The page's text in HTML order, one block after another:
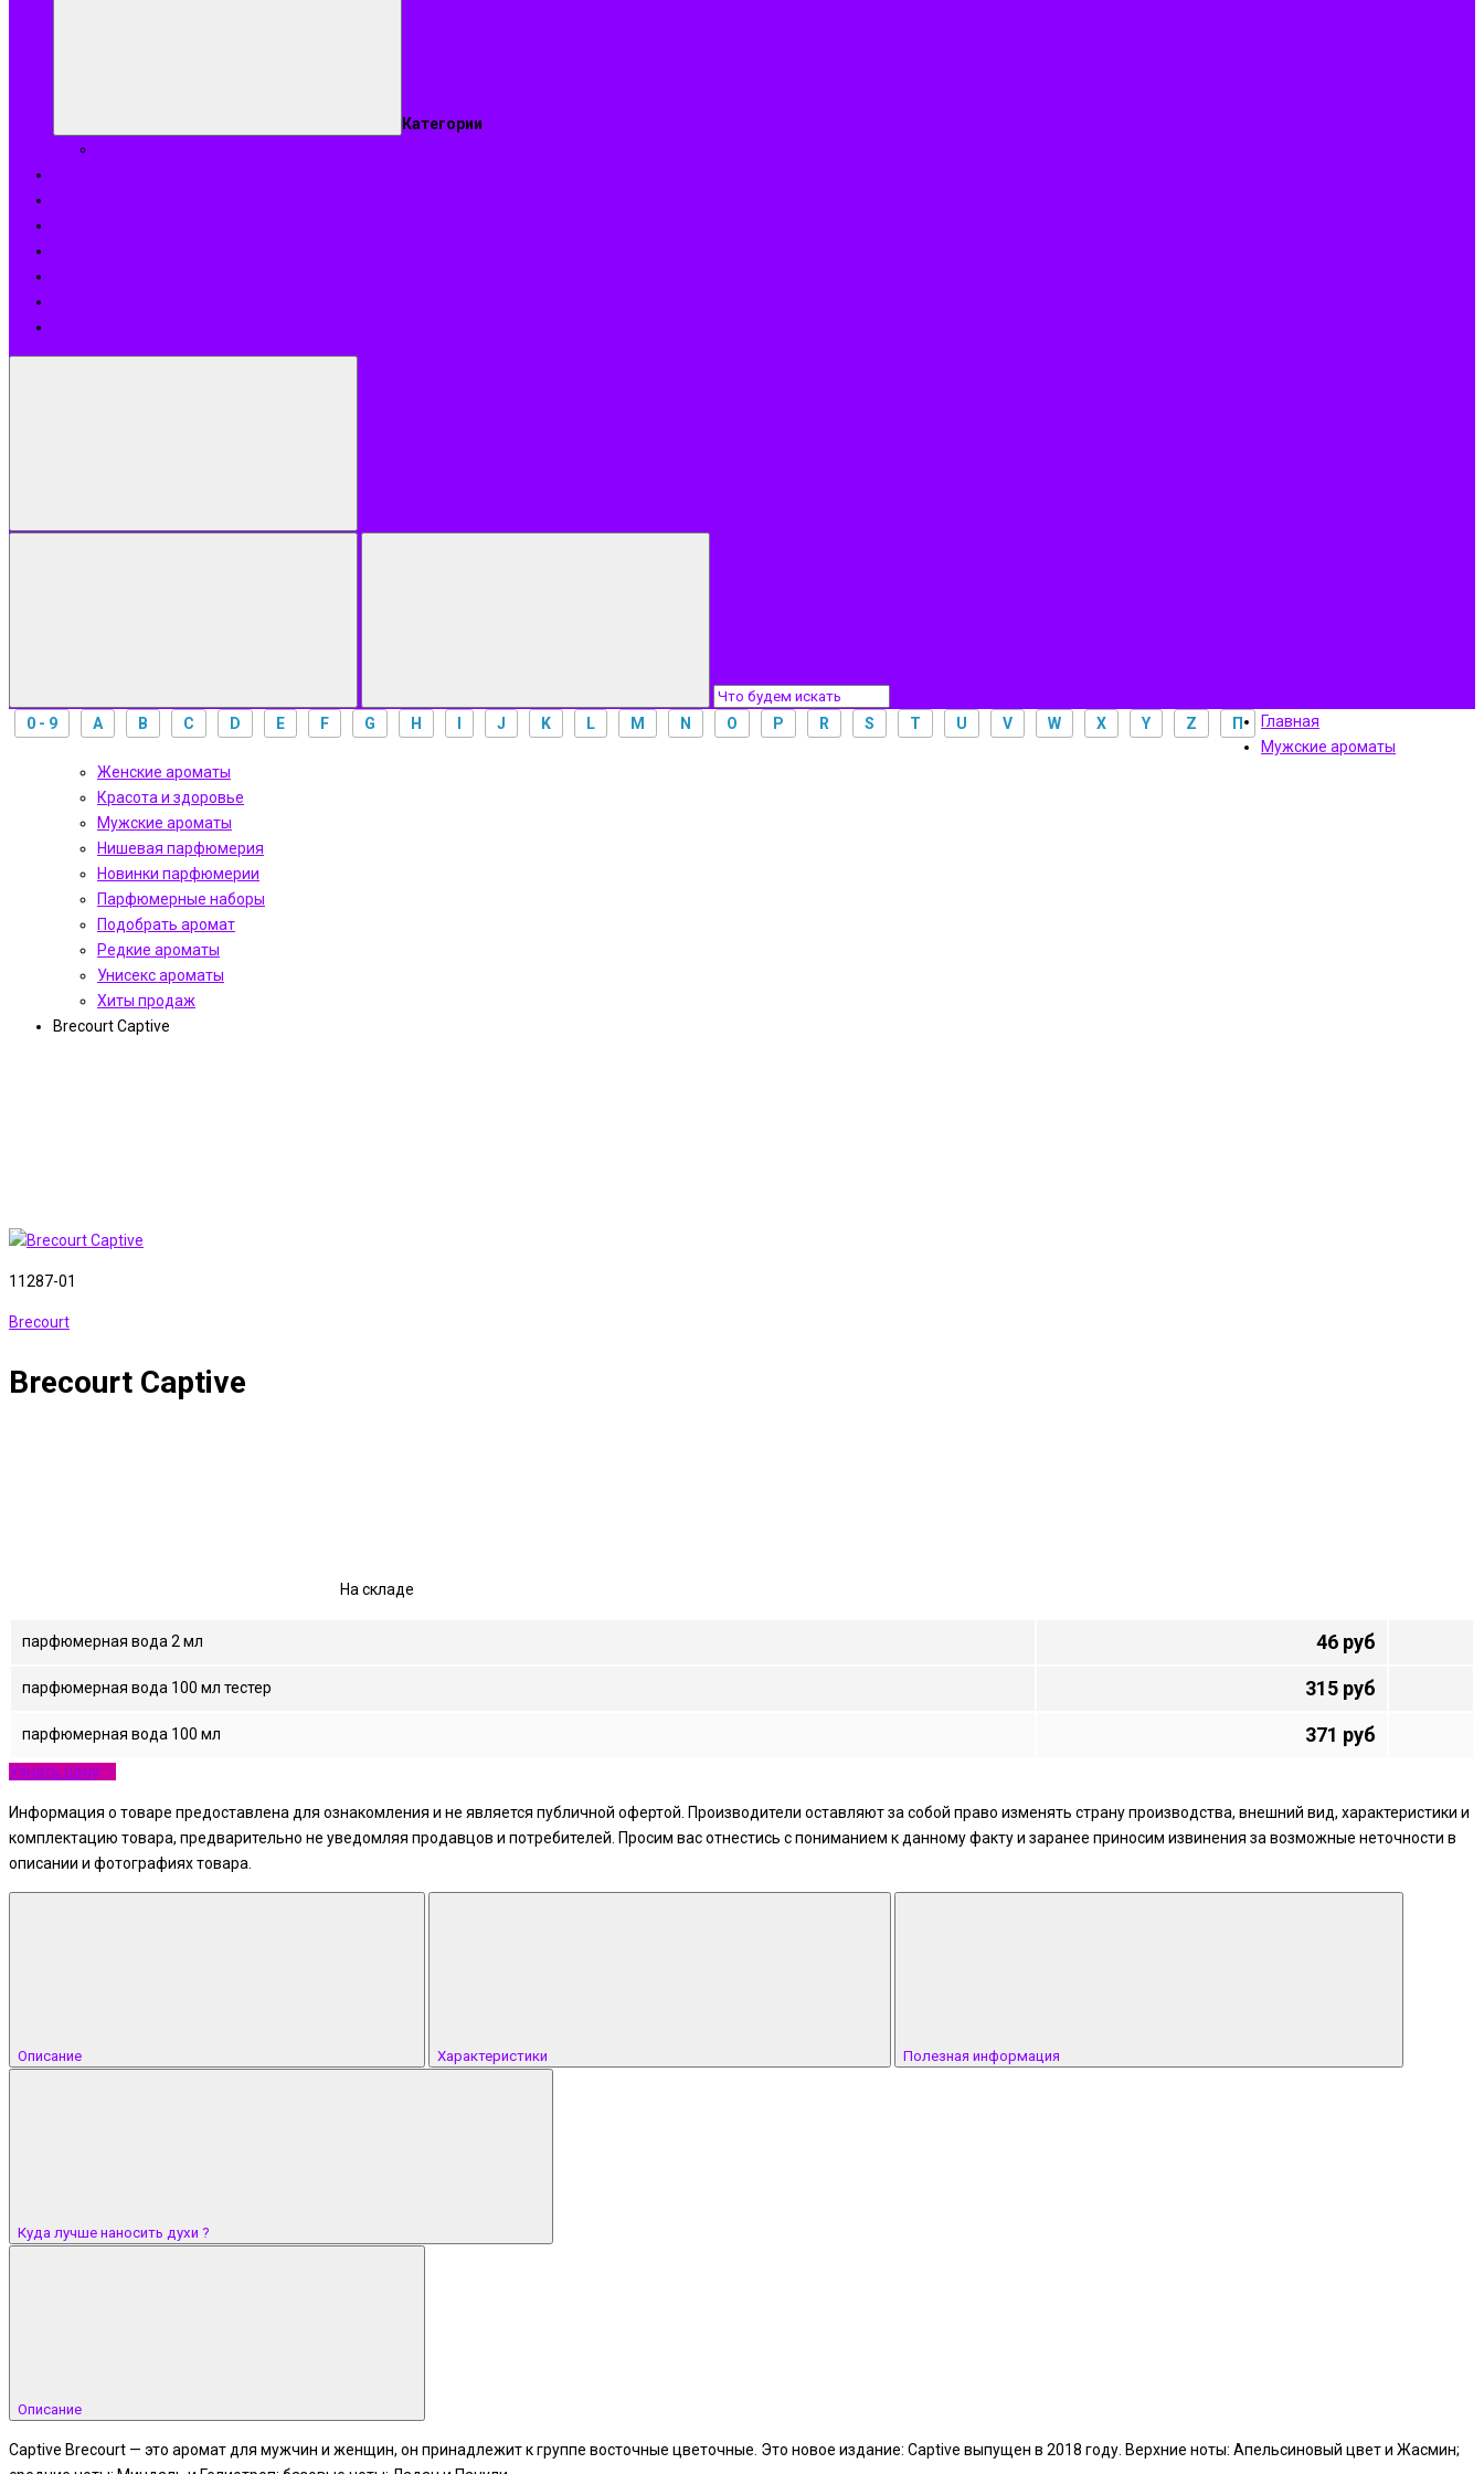
Категории
0 - 9 A B C D E F G H J K L M N O P R S T U V W X Y Z П
Главная
Мужские ароматы
Женские ароматы
Красота и здоровье
Мужские ароматы
Нишевая парфюмерия
Новинки парфюмерии
Парфюмерные наборы
Подобрать аромат
Редкие ароматы
Унисекс ароматы
Хиты продаж
Brecourt Captive
11287-01
Brecourt
Brecourt Captive
На складе
парфюмерная вода 2 мл 46 руб
парфюмерная вода 100 мл тестер 315 руб
парфюмерная вода 100 мл 371 руб
Узнать цену
Информация о товаре предоставлена для ознакомления и не является публичной офертой. Производители оставляют за собой право изменять страну производства, внешний вид, характеристики и
комплектацию товара, предварительно не уведомляя продавцов и потребителей. Просим вас отнестись с пониманием к данному факту и заранее приносим извинения за возможные неточности в
описании и фотографиях товара.
Описание Характеристики Полезная информация
Куда лучше наносить духи ?
Описание
Captive Brecourt — это аромат для мужчин и женщин, он принадлежит к группе восточные цветочные. Это новое издание: Captive выпущен в 2018 году. Верхние ноты: Апельсиновый цвет и Жасмин;